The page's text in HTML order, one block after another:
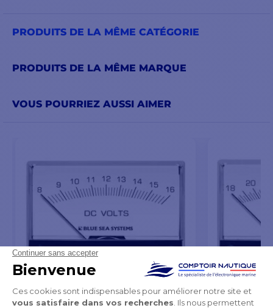
PRODUITS DE LA MÊME CATÉGORIE
PRODUITS DE LA MÊME MARQUE
VOUS POURRIEZ AUSSI AIMER